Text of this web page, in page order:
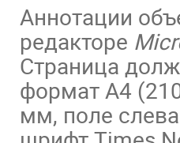
Аннотации
редакторе
Страница
формат А4
мм, поле